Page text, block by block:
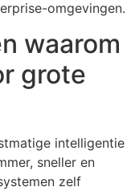
omgevingen.
waarom
grote
intelligentie
sneller en
zelf